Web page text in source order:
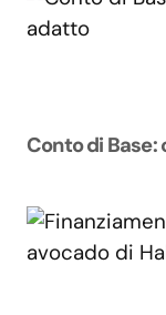
Conto di Base: